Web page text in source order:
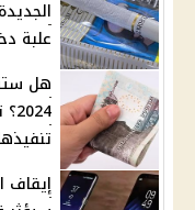
علبة
هل